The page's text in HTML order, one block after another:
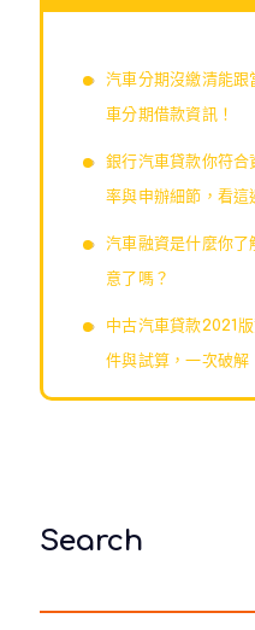
汽車分期沒繳清能跟
車分期借款資訊！
銀行汽車貸款你符合
率與申辦細節，看這
汽車融資是什麼你了
意了嗎？
中古汽車貸款2021
件與試算，一次破解
Search